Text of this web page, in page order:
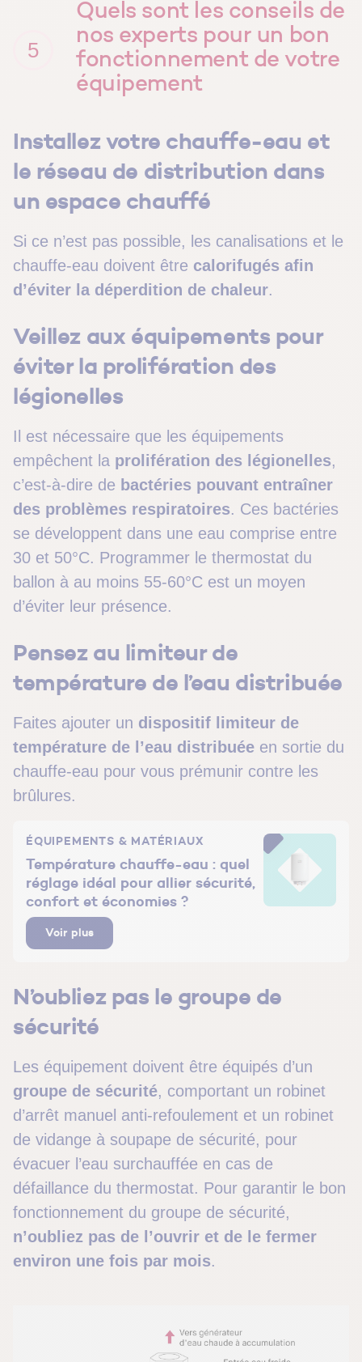
5
Quels sont les conseils de
nos experts pour un bon
fonctionnement de votre
équipement
Installez votre chauffe-eau et
le réseau de distribution dans
un espace chauffé
Si ce n’est pas possible, les canalisations et le
chauffe-eau doivent être calorifugés afin
d’éviter la déperdition de chaleur.
Veillez aux équipements pour
éviter la prolifération des
légionelles
Il est nécessaire que les équipements
empêchent la prolifération des légionelles,
c’est-à-dire de bactéries pouvant entraîner
des problèmes respiratoires. Ces bactéries
se développent dans une eau comprise entre
30 et 50°C. Programmer le thermostat du
ballon à au moins 55-60°C est un moyen
d’éviter leur présence.
Pensez au limiteur de
température de l’eau distribuée
Faites ajouter un dispositif limiteur de
température de l’eau distribuée en sortie du
chauffe-eau pour vous prémunir contre les
brûlures.
Voir plus
Température chauffe-eau : quel
réglage idéal pour allier sécurité,
confort et économies ?
ÉQUIPEMENTS & MATÉRIAUX
N’oubliez pas le groupe de
sécurité
Les équipement doivent être équipés d’un
groupe de sécurité, comportant un robinet
d’arrêt manuel anti-refoulement et un robinet
de vidange à soupape de sécurité, pour
évacuer l’eau surchauffée en cas de
défaillance du thermostat. Pour garantir le bon
fonctionnement du groupe de sécurité,
n’oubliez pas de l’ouvrir et de le fermer
environ une fois par mois.